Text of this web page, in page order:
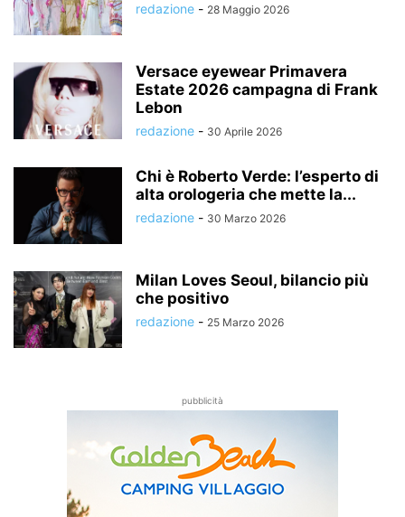
redazione - 28 Maggio 2026
Versace eyewear Primavera
Estate 2026 campagna di Frank
Lebon
redazione - 30 Aprile 2026
Chi è Roberto Verde: l’esperto di
alta orologeria che mette la...
redazione - 30 Marzo 2026
Milan Loves Seoul, bilancio più
che positivo
redazione - 25 Marzo 2026
pubblicità